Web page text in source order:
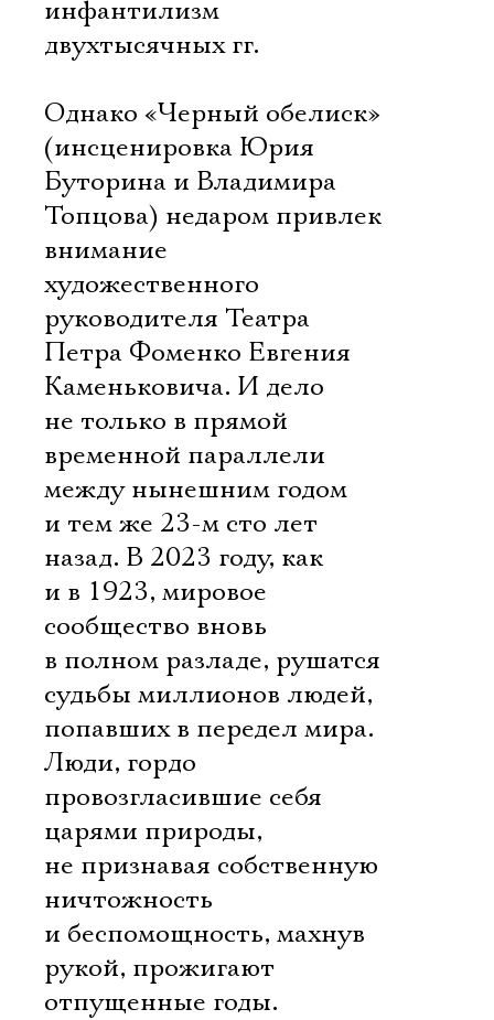
инфантилизм
двухтысячных гг.
Однако «Черный обелиск»
(инсценировка Юрия
Буторина и Владимира
Топцова) недаром привлек
внимание
художественного
руководителя Театра
Петра Фоменко Евгения
Каменьковича. И дело
не только в прямой
временной параллели
между нынешним годом
и тем же 23-м сто лет
назад. В 2023 году, как
и в 1923, мировое
сообщество вновь
в полном разладе, рушатся
судьбы миллионов людей,
попавших в передел мира.
Люди, гордо
провозгласившие себя
царями природы,
не признавая собственную
ничтожность
и беспомощность, махнув
рукой, прожигают
отпущенные годы.